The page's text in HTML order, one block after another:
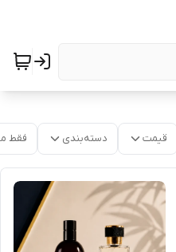
قیمت دسته‌بندی فقط